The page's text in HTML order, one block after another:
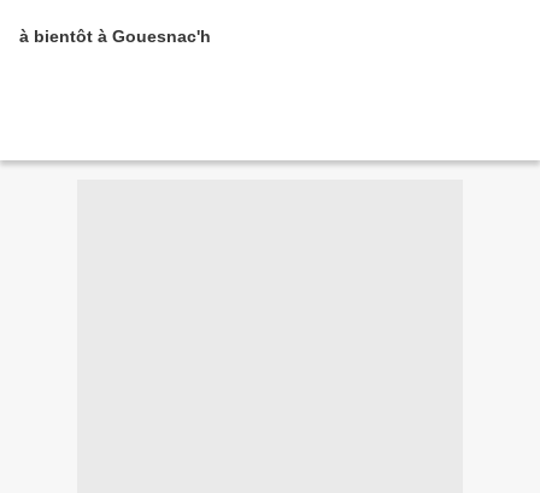
à bientôt à Gouesnac'h